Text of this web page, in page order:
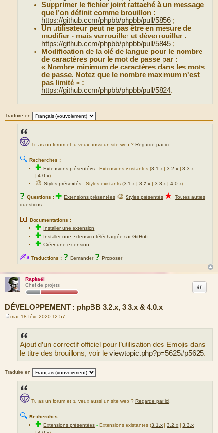
Supprimer le fichier joint rattaché à un message
que l’on définit comme brouillon :
https://github.com/phpbb/phpbb/pull/5856 ;
Un utilisateur peut ne pas être en mesure de
modifier - mais verrouiller et déverrouiller :
https://github.com/phpbb/phpbb/pull/5845 ;
Modification de la clé de langue pour le nombre
de caractères pour le mot de passe par :
« Nombre minimum de caractères dans les mots
de passe. Notez que le nombre maximum n'est
pas limité » :
https://github.com/phpbb/phpbb/pull/5824.
Traduire en
Tu as un forum et tu veux aussi un site web ? Regarde par ici.
🔍 Recherches :
✚Extensions présentées - Extensions existantes (3.1.x |3.2.x |3.3.x
|4.0.x)
🎨Styles présentés - Styles existants (3.1.x |3.2.x |3.3.x |4.0.x)
? Questions : ✚ Extensions présentées 🎨 Styles présentés ★ Toutes autres
questions
📖 Documentations :
✚ Installer une extension
✚ Installer une extension téléchargée sur GitHub
✚Créer une extension
✍ Traductions : ? Demander ? Proposer
Raphaël
Chef de projets
DÉVELOPPEMENT : phpBB 3.2.x, 3.3.x & 4.0.x
Citation
mar. 18 févr. 2020 12:57
Ajout d’un correctif officiel pour l’utilisation des Emojis dans
le titre des brouillons, voir le viewtopic.php?p=5625#p5625.
Traduire en
Tu as un forum et tu veux aussi un site web ? Regarde par ici.
🔍 Recherches :
✚Extensions présentées -Extensions existantes (3.1.x |3.2.x |3.3.x